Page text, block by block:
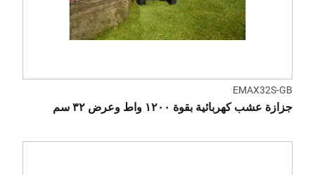
EMAX32S-GB
جزازة عشب كهربائية بقوة ١٢٠٠ واط وعرض ٣٢ سم